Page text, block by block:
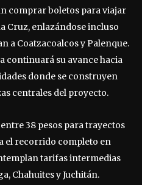
comprar boletos para viajar
Cruz, enlazándose incluso
a Coatzacoalcos y Palenque.
continuará su avance hacia
donde se construyen
centrales del proyecto.
38 pesos para trayectos
el recorrido completo en
tarifas intermedias
Chahuites y Juchitán.